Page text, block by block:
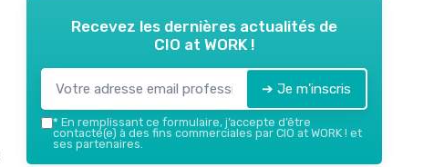
Recevez les dernières actualités de
CIO at WORK !
➔ Je m'inscris
* En remplissant ce formulaire, j’accepte d’être
contacté(e) à des fins commerciales par CIO at WORK ! et
ses partenaires.